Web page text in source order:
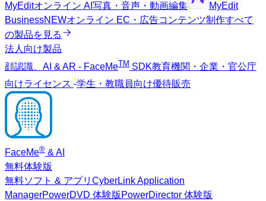
MyEditオンライン AI写真・音声・動画編集
MyEdit
BusinessNEWオンライン EC・広告コンテンツ制作すべて
の製品を見る
法人向け製品
顔認識、AI & AR - FaceMeTM SDK教育機関・企業・官公庁
向けライセンス *学生・教職員向け優待販売
FaceMe® & AI
無料体験版
無料ソフト & アプリ CyberLink Application
ManagerPowerDVD 体験版 PowerDirector 体験版